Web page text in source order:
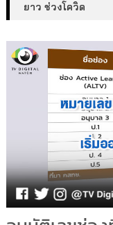
ยาว ช่วงโควิด